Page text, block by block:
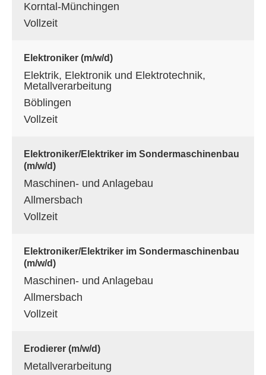
Erodierer (m/w/d)
Metallverarbeitung
Elektroniker/Elektriker im Sondermaschinenbau
(m/w/d)
Maschinen- und Anlagebau
Allmersbach
Vollzeit
Elektroniker/Elektriker im Sondermaschinenbau
(m/w/d)
Maschinen- und Anlagebau
Allmersbach
Vollzeit
Elektroniker (m/w/d)
Elektrik, Elektronik und Elektrotechnik,
Metallverarbeitung
Böblingen
Vollzeit
Korntal-Münchingen
Vollzeit